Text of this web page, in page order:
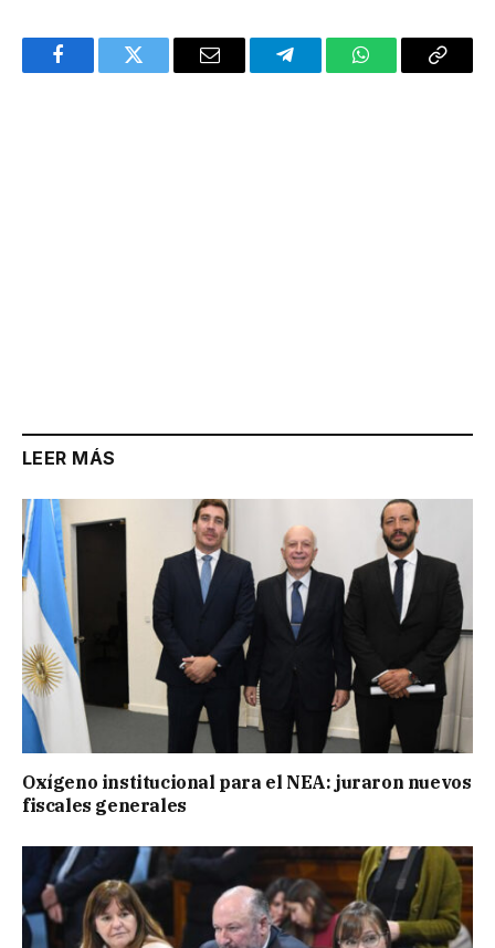
FacebookTwitter Email TelegramWhatsAppCopy
LEER MÁS
Oxígeno institucional para el NEA: juraron nuevos
fiscales generales